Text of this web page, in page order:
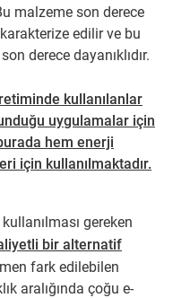
malzeme son derece
edilir ve bu
derece dayanıklıdır.
kullanılanlar
uygulamalar için
hem enerji
için kullanılmaktadır.
gereken
bir alternatif
fark edilebilen
aralığında çoğu e-